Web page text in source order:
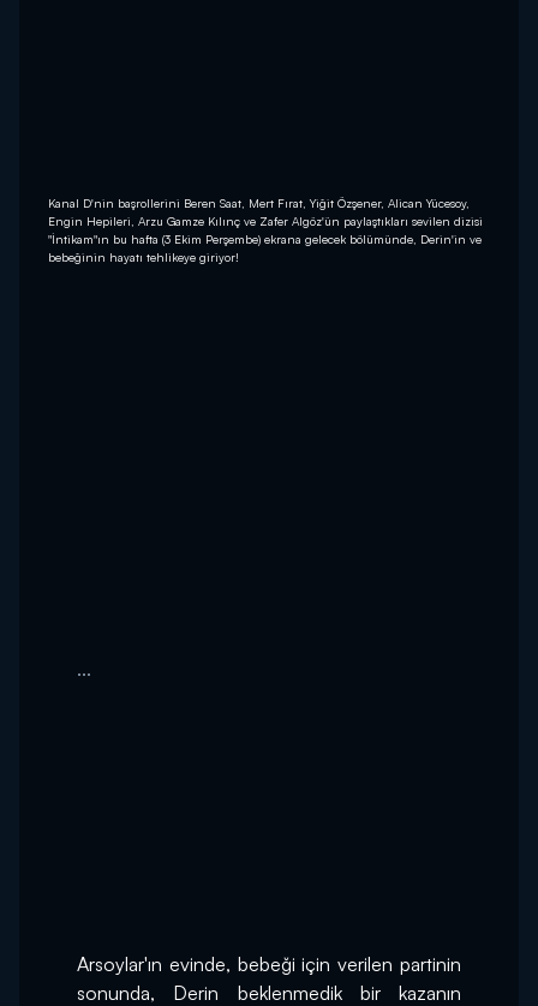
Kanal D'nin başrollerini Beren Saat, Mert Fırat, Yiğit Özşener, Alican Yücesoy,
Engin Hepileri, Arzu Gamze Kılınç ve Zafer Algöz'ün paylaştıkları sevilen dizisi
"İntikam"ın bu hafta (3 Ekim Perşembe) ekrana gelecek bölümünde, Derin'in ve
bebeğinin hayatı tehlikeye giriyor!
...
Arsoylar'ın evinde, bebeği için verilen partinin
sonunda, Derin beklenmedik bir kazanın